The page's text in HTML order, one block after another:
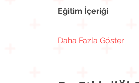
Eğitim İçeriği
Daha Fazla Göster